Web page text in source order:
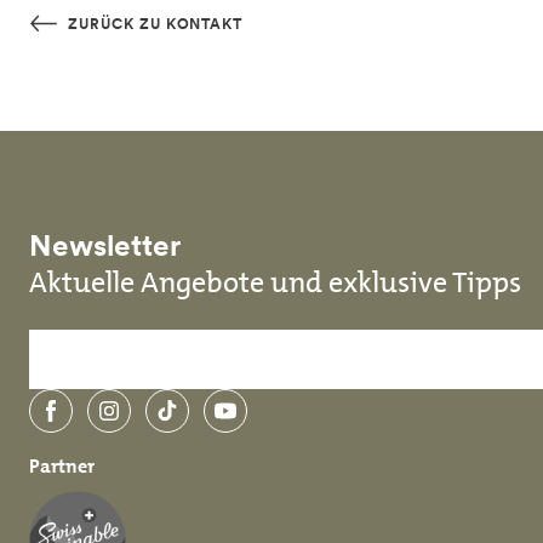
Skip to main content
ZURÜCK ZU KONTAKT
Newsletter
Aktuelle Angebote und exklusive Tipps
FacebookInstagramTikTokYouTube
Partner